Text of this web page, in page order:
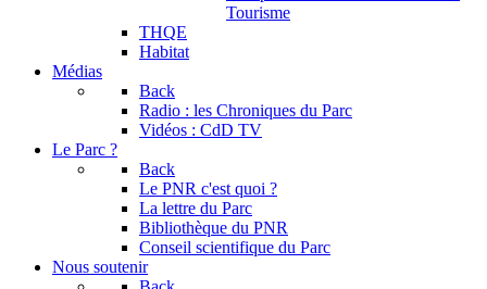
Tourisme
THQE
Habitat
Médias
Back
Radio : les Chroniques du Parc
Vidéos : CdD TV
Le Parc ?
Back
Le PNR c'est quoi ?
La lettre du Parc
Bibliothèque du PNR
Conseil scientifique du Parc
Nous soutenir